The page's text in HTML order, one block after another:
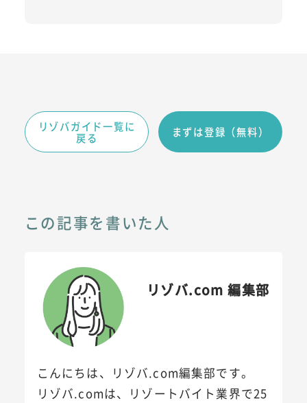
リゾバガイド一覧に
戻る
まずは登録（無料）
この記事を書いた人
リゾバ.com 編集部
こんにちは、リゾバ.com編集部です。
リゾバ.comは、リゾートバイト業界で25